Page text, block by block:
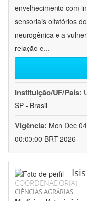
envelhecimento com
sensoriais olfatórios
neurogênica e a
relação c...
Instituição/UF/País:
SP - Brasil
Vigência: Mon Dec
00:00:00 BRT 2026
COORDENADOR(A)
CIÊNCIAS AGRÁRIAS